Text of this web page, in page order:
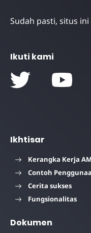
Sudah pasti, situs
Ikuti kami
Ikhtisar
Kerangka Kerja
Contoh
Cerita sukses
Fungsionalitas
Dokumen